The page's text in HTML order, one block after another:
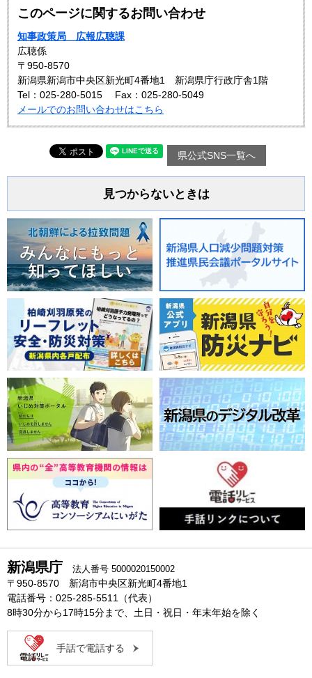
このページに関するお問い合わせ
知事政策局 広報広聴課
広聴係
〒950-8570
新潟県新潟市中央区新光町4番地1 新潟県庁行政庁舎1階
Tel：025-280-5015
Fax：025-280-5049
メールでのお問い合わせはこちら
県公式SNS一覧へ
見つからないときは
新潟県庁 法人番号 5000020150002
〒950-8570 新潟市中央区新光町4番地1
電話番号：025-285-5511（代表）
8時30分から17時15分まで、土日・祝日・年末年始を除く
手話で電話する